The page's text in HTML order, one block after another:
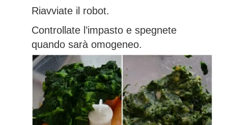
Riavviate il robot.
Controllate l’impasto e spegnete
quando sarà omogeneo.